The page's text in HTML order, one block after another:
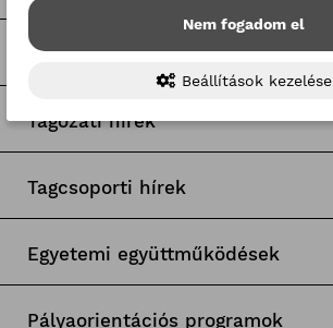
Pályázatfigyelő
Tagozati hírek
Tagcsoporti hírek
Egyetemi együttműködések
Pályaorientációs programok
Nem fogadom el
Beállítások kezelése